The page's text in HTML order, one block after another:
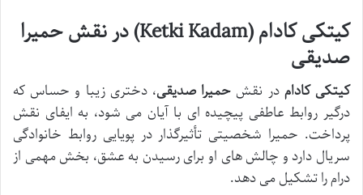
کیتکی کادام (Ketki Kadam) در نقش حمیرا
صدیقی
کیتکی کادام در نقش حمیرا صدیقی، دختری زیبا و حساس که
درگیر روابط عاطفی پیچیده ای با آیان می شود، به ایفای نقش
پرداخت. حمیرا شخصیتی تأثیرگذار در پویایی روابط خانوادگی
سریال دارد و چالش های او برای رسیدن به عشق، بخش مهمی از
درام را تشکیل می دهد.